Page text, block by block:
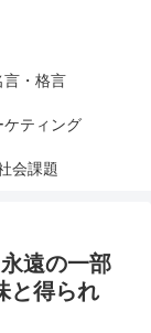
言・格言
ケティング
会課題
遠の一部
と得られ